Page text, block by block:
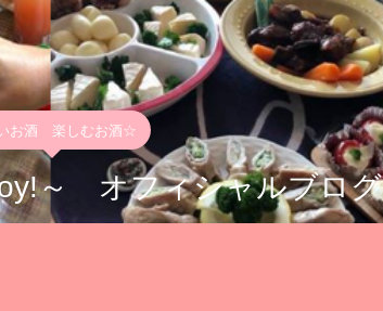
お酒 楽しむお酒☆
～ オフィシャルブログ